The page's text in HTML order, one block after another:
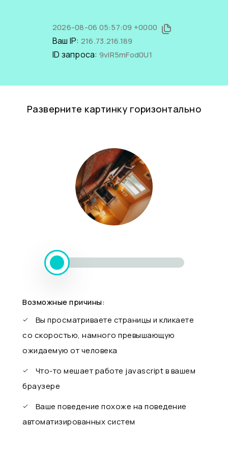
2026-08-06 05:57:09 +0000
Ваш IP: 216.73.216.189
ID запроса: 9vIR5mFod0U1
Разверните картинку горизонтально
Возможные причины:
Вы просматриваете страницы и кликаете
со скоростью, намного превышающую
ожидаемую от человека
Что-то мешает работе javascript в вашем
браузере
Ваше поведение похоже на поведение
автоматизированных систем